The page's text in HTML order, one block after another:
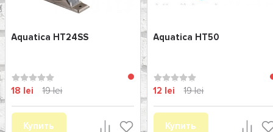
Aquatica HT24SS
18 lei 19 lei
Купить
Aquatica HT50
12 lei 19 lei
Купить